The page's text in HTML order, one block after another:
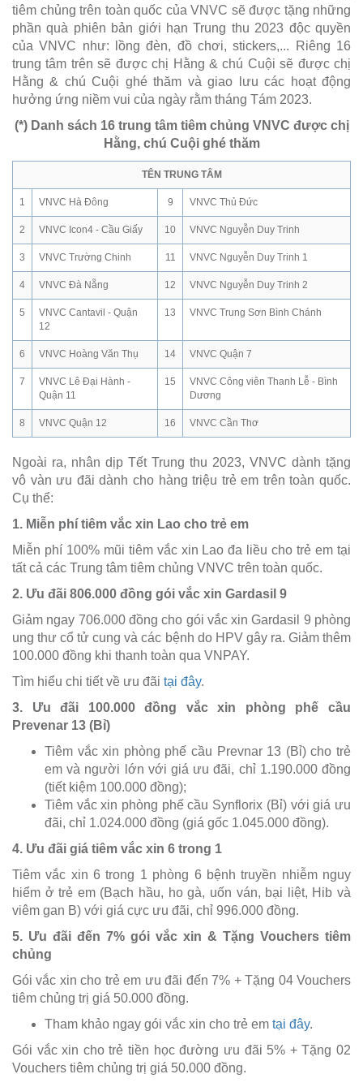
tiêm chủng trên toàn quốc của VNVC sẽ được tặng những
phần quà phiên bản giới hạn Trung thu 2023 độc quyền
của VNVC như: lồng đèn, đồ chơi, stickers,... Riêng 16
trung tâm trên sẽ được chị Hằng & chú Cuội sẽ được chị
Hằng & chú Cuội ghé thăm và giao lưu các hoạt động
hưởng ứng niềm vui của ngày rằm tháng Tám 2023.
(*) Danh sách 16 trung tâm tiêm chủng VNVC được chị
Hằng, chú Cuội ghé thăm
TÊN TRUNG TÂM
1 VNVC Hà Đông 9 VNVC Thủ Đức
2 VNVC Icon4 - Cầu Giấy 10 VNVC Nguyễn Duy Trinh
3 VNVC Trường Chinh 11 VNVC Nguyễn Duy Trinh 1
4 VNVC Đà Nẵng 12 VNVC Nguyễn Duy Trinh 2
5
VNVC Cantavil - Quận
12
13 VNVC Trung Sơn Bình Chánh
6 VNVC Hoàng Văn Thụ 14 VNVC Quận 7
7
VNVC Lê Đại Hành -
Quận 11
15
VNVC Công viên Thanh Lễ - Bình
Dương
8 VNVC Quận 12 16 VNVC Cần Thơ
Ngoài ra, nhân dịp Tết Trung thu 2023, VNVC dành tặng
vô vàn ưu đãi dành cho hàng triệu trẻ em trên toàn quốc.
Cụ thể:
1. Miễn phí tiêm vắc xin Lao cho trẻ em
Miễn phí 100% mũi tiêm vắc xin Lao đa liều cho trẻ em tại
tất cả các Trung tâm tiêm chủng VNVC trên toàn quốc.
2. Ưu đãi 806.000 đồng gói vắc xin Gardasil 9
Giảm ngay 706.000 đồng cho gói vắc xin Gardasil 9 phòng
ung thư cổ tử cung và các bệnh do HPV gây ra. Giảm thêm
100.000 đồng khi thanh toàn qua VNPAY.
Tìm hiểu chi tiết về ưu đãi tại đây.
3. Ưu đãi 100.000 đồng vắc xin phòng phế cầu
Prevenar 13 (Bỉ)
Tiêm vắc xin phòng phế cầu Prevnar 13 (Bỉ) cho trẻ
em và người lớn với giá ưu đãi, chỉ 1.190.000 đồng
(tiết kiệm 100.000 đồng);
Tiêm vắc xin phòng phế cầu Synflorix (Bỉ) với giá ưu
đãi, chỉ 1.024.000 đồng (giá gốc 1.045.000 đồng).
4. Ưu đãi giá tiêm vắc xin 6 trong 1
Tiêm vắc xin 6 trong 1 phòng 6 bệnh truyền nhiễm nguy
hiểm ở trẻ em (Bạch hầu, ho gà, uốn ván, bại liệt, Hib và
viêm gan B) với giá cực ưu đãi, chỉ 996.000 đồng.
5. Ưu đãi đến 7% gói vắc xin & Tặng Vouchers tiêm
chủng
Gói vắc xin cho trẻ em ưu đãi đến 7% + Tặng 04 Vouchers
tiêm chủng trị giá 50.000 đồng.
Tham khảo ngay gói vắc xin cho trẻ em tại đây.
Gói vắc xin cho trẻ tiền học đường ưu đãi 5% + Tặng 02
Vouchers tiêm chủng trị giá 50.000 đồng.